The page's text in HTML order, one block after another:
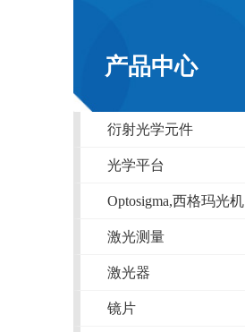
产品中心
衍射光学元件
光学平台
Optosigma,西格玛光机
激光测量
激光器
镜片